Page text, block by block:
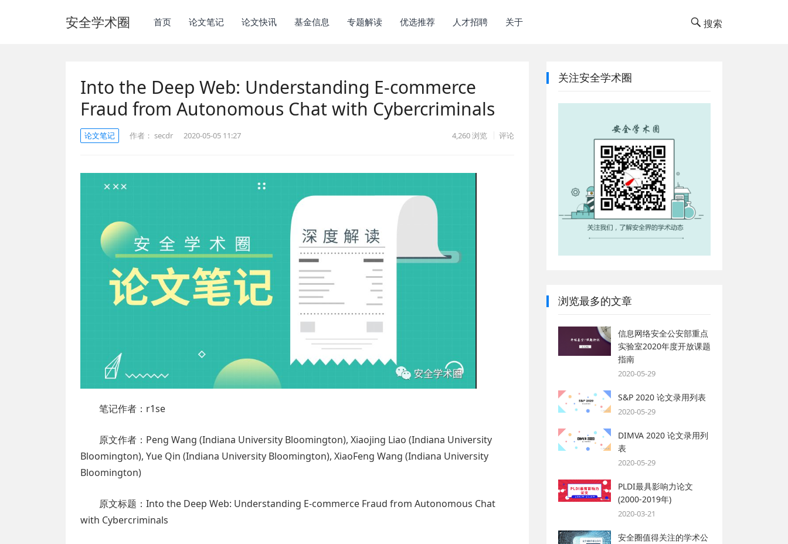
安全学术圈 首页 论文笔记 论文快讯 基金信息 专题解读 优选推荐 人才招聘 关于 搜索
Into the Deep Web: Understanding E-commerce
Fraud from Autonomous Chat with Cybercriminals
论文笔记 作者： secdr 2020-05-05 11:27 4,260浏览 评论
笔记作者：r1se
原文作者：Peng Wang (Indiana University Bloomington), Xiaojing Liao (Indiana University
Bloomington), Yue Qin (Indiana University Bloomington), XiaoFeng Wang (Indiana University
Bloomington)
原文标题：Into the Deep Web: Understanding E-commerce Fraud from Autonomous Chat
with Cybercriminals
关注安全学术圈
浏览最多的文章
信息网络安全公安部重点
实验室2020年度开放课题
指南
2020-05-29
S&P 2020 论文录用列表
2020-05-29
DIMVA 2020 论文录用列
表
2020-05-29
PLDI最具影响力论文
(2000-2019年)
2020-03-21
安全圈值得关注的学术公